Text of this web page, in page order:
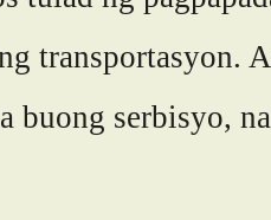
transportasyon.
serbisyo,